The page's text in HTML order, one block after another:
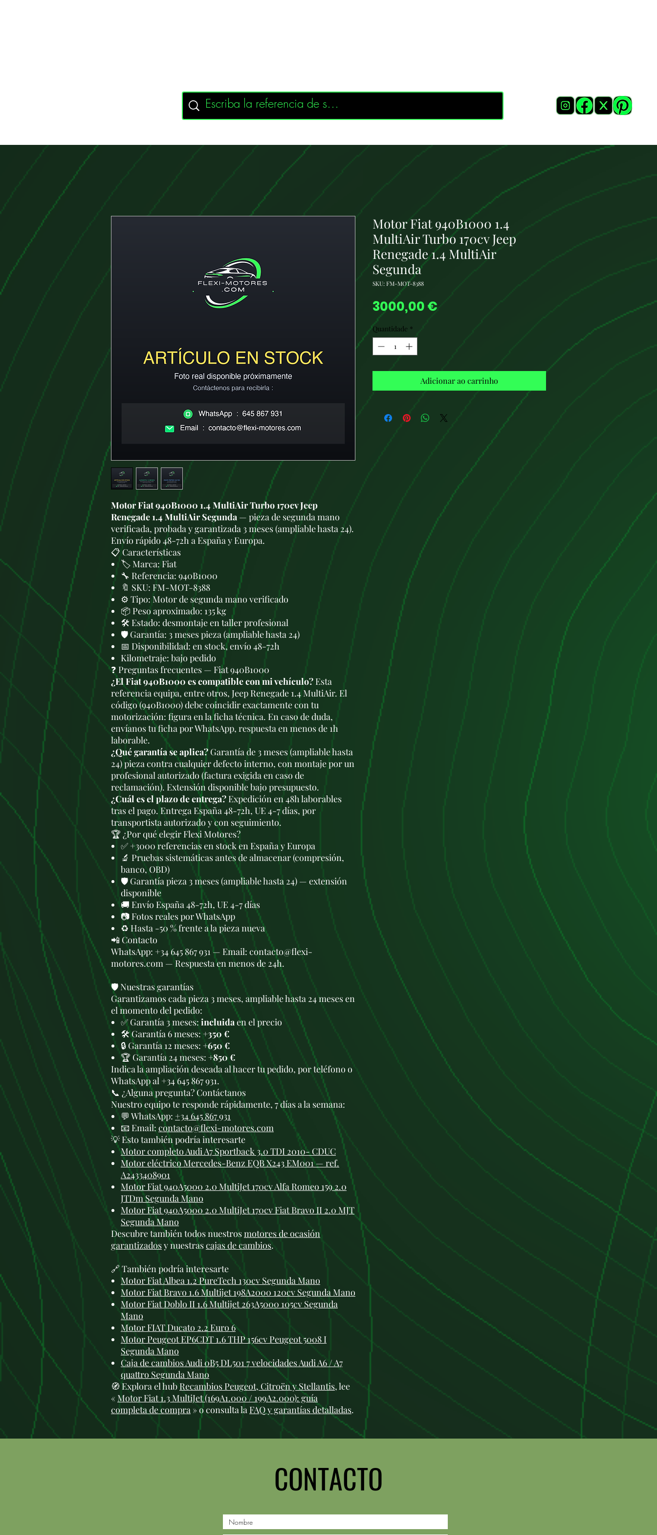
Motor Fiat 940B1000 1.4 MultiAir Turbo 170cv Jeep
Renegade 1.4 MultiAir Segunda — pieza de segunda mano
verificada, probada y garantizada 3 meses (ampliable hasta 24).
Envío rápido 48-72h a España y Europa.
📋 Características
🏷️ Marca: Fiat
🔧 Referencia: 940B1000
🔖 SKU: FM-MOT-8388
⚙️ Tipo: Motor de segunda mano verificado
📦 Peso aproximado: 135 kg
🛠 Estado: desmontaje en taller profesional
🛡️ Garantía: 3 meses pieza (ampliable hasta 24)
📅 Disponibilidad: en stock, envío 48-72h
Kilometraje: bajo pedido
❓ Preguntas frecuentes — Fiat 940B1000
¿El Fiat 940B1000 es compatible con mi vehículo? Esta
referencia equipa, entre otros, Jeep Renegade 1.4 MultiAir. El
código (940B1000) debe coincidir exactamente con tu
motorización: figura en la ficha técnica. En caso de duda,
envíanos tu ficha por WhatsApp, respuesta en menos de 1h
laborable.
¿Qué garantía se aplica? Garantía de 3 meses (ampliable hasta
24) pieza contra cualquier defecto interno, con montaje por un
profesional autorizado (factura exigida en caso de
reclamación). Extensión disponible bajo presupuesto.
¿Cuál es el plazo de entrega? Expedición en 48h laborables
tras el pago. Entrega España 48-72h, UE 4-7 días, por
transportista autorizado y con seguimiento.
🏆 ¿Por qué elegir Flexi Motores?
✅ +3000 referencias en stock en España y Europa
🔬 Pruebas sistemáticas antes de almacenar (compresión,
banco, OBD)
🛡️ Garantía pieza 3 meses (ampliable hasta 24) — extensión
disponible
🚚 Envío España 48-72h, UE 4-7 días
📷 Fotos reales por WhatsApp
♻️ Hasta -50 % frente a la pieza nueva
📲 Contacto
WhatsApp: +34 645 867 931 — Email: contacto@flexi-
motores.com — Respuesta en menos de 24h.
🛡️ Nuestras garantías
Garantizamos cada pieza 3 meses, ampliable hasta 24 meses en
el momento del pedido:
✅ Garantía 3 meses:incluidaen el precio
🛠️ Garantía 6 meses:+350 €
🔒 Garantía 12 meses: +650 €
🏆 Garantía 24 meses: +850 €
Indica la ampliación deseada al hacer tu pedido, por teléfono o
WhatsApp al +34 645 867 931.
📞 ¿Alguna pregunta? Contáctanos
Nuestro equipo te responde rápidamente, 7 días a la semana:
💬 WhatsApp: +34 645 867 931
📧 Email:contacto@flexi-motores.com
💡 Esto también podría interesarte
Motor completo Audi A7 Sportback 3.0 TDI 2010- CDUC
Motor eléctrico Mercedes-Benz EQB X243 EM001 — ref.
A2433408901
Motor Fiat 940A5000 2.0 MultiJet 170cv Alfa Romeo 159 2.0
JTDm Segunda Mano
Motor Fiat 940A5000 2.0 MultiJet 170cv Fiat Bravo II 2.0 MJT
Segunda Mano
Descubre también todos nuestrosmotores de ocasión
garantizadosy nuestrascajas de cambios.
🔗 También podría interesarte
Motor Fiat Albea 1.2 PureTech 130cv Segunda Mano
Motor Fiat Bravo 1.6 Multijet 198A2000 120cv Segunda Mano
Motor Fiat Doblo II 1.6 Multijet 263A5000 105cv Segunda
Mano
Motor FIAT Ducato 2.2 Euro 6
Motor Peugeot EP6CDT 1.6 THP 156cv Peugeot 5008 I
Segunda Mano
Caja de cambios Audi 0B5 DL501 7 velocidades Audi A6 / A7
quattro Segunda Mano
🧭 Explora el hubRecambios Peugeot, Citroën y Stellantis, lee
« Motor Fiat 1.3 MultiJet (169A1.000 / 199A2.000): guía
completa de compra » o consulta la FAQ y garantías detalladas.
Motor Fiat 940B1000 1.4
MultiAir Turbo 170cv Jeep
Renegade 1.4 MultiAir
Segunda
SKU: FM-MOT-8388
3000,00 €Preço
Quantidade *
Adicionar ao carrinho
CONTACTO